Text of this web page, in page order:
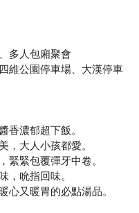
多人包廂聚會
維公園停車場、大漢停車
香濃郁超下飯。
，大人小孩都愛。
緊緊包覆彈牙中卷。
，吮指回味。
心又暖胃的必點湯品。